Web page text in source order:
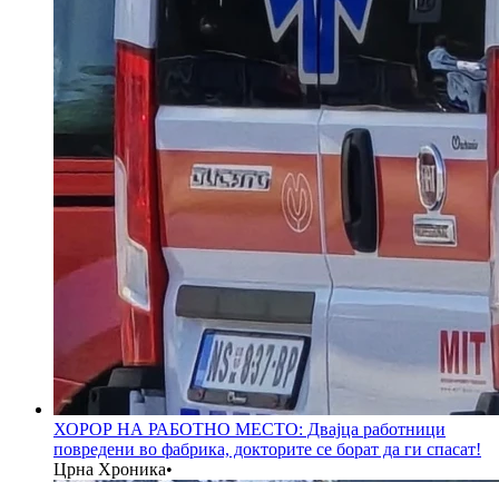
ХОРОР НА РАБОТНО МЕСТО: Двајца работници
повредени во фабрика, докторите се борат да ги спасат!
Црна Хроника•